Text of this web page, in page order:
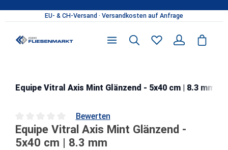
Zum Hauptinhalt springen
Equipe Vitral Axis Mint Glänzend - 5x40 cm | 8.3 mm
Durchschnittliche Bewertung von 0 von 5 Sternen
Bewerten
Equipe Vitral Axis Mint Glänzend -
5x40 cm | 8.3 mm